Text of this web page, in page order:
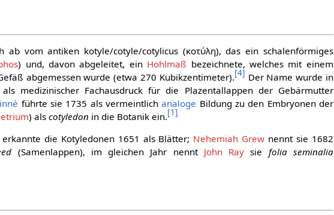
ab vom antiken kotyle/cotyle/cotylicus (κοτύλη), das ein schalenförmiges
) und, davon abgeleitet, ein Hohlmaß bezeichnete, welches mit einem
abgemessen wurde (etwa 270 Kubikzentimeter).[4] Der Name wurde in
medizinischer Fachausdruck für die Plazentallappen der Gebärmutter
führte sie 1735 als vermeintlichanaloge Bildung zu den Embryonen der
) alscotyledon in die Botanik ein.[1]
erkannte die Kotyledonen 1651 als Blätter; Nehemiah Grew nennt sie 1682
(Samenlappen), im gleichen Jahr nennt John Ray sie folia seminalia